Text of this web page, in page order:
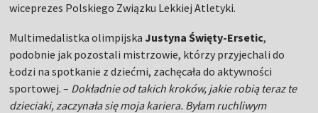
wiceprezes Polskiego Związku Lekkiej Atletyki.
Multimedalistka olimpijska Justyna Święty-Ersetic,
podobnie jak pozostali mistrzowie, którzy przyjechali do
Łodzi na spotkanie z dziećmi, zachęcała do aktywności
sportowej. – Dokładnie od takich kroków, jakie robią teraz te
dzieciaki, zaczynała się moja kariera. Byłam ruchliwym